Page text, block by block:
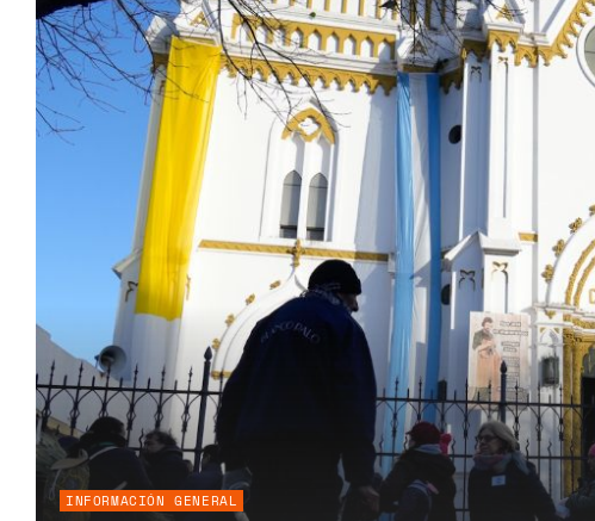
INFORMACIÓN GENERAL